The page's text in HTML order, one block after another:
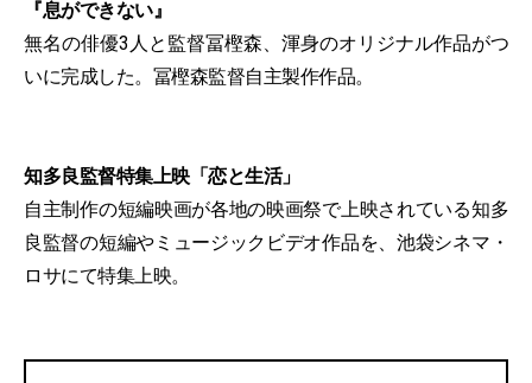
『息ができない』
無名の俳優3人と監督冨樫森、渾身のオリジナル作品がつ
いに完成した。冨樫森監督自主製作作品。
知多良監督特集上映「恋と生活」
自主制作の短編映画が各地の映画祭で上映されている知多
良監督の短編やミュージックビデオ作品を、池袋シネマ・
ロサにて特集上映。